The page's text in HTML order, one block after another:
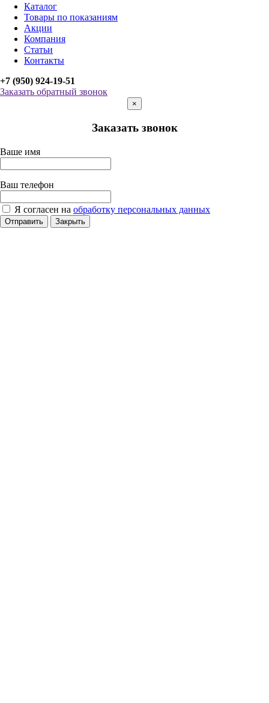
Каталог
Товары по показаниям
Акции
Компания
Статьи
Контакты
+7 (950) 924-19-51
Заказать обратный звонок
×
Заказать звонок
Ваше имя
Ваш телефон
Я согласен на обработку персональных данных
Отправить Закрыть